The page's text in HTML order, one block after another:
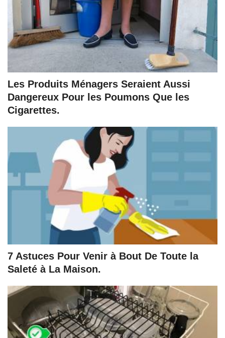
Les Produits Ménagers Seraient Aussi
Dangereux Pour les Poumons Que les
Cigarettes.
7 Astuces Pour Venir à Bout De Toute la
Saleté à La Maison.